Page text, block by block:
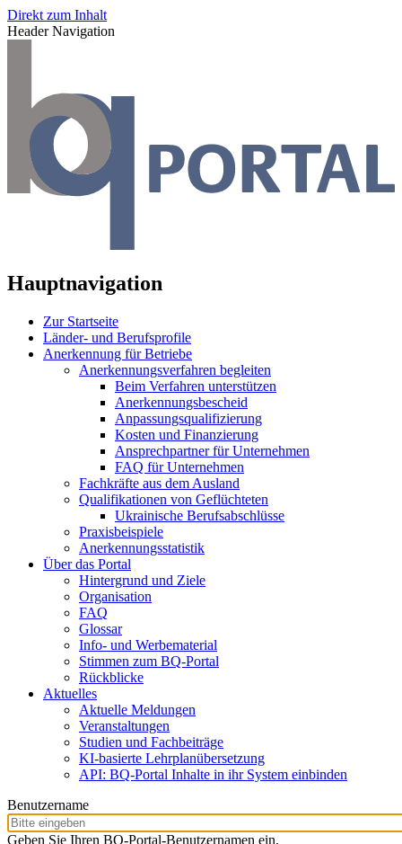
Direkt zum Inhalt
Header Navigation
Hauptnavigation
Zur Startseite
Länder- und Berufsprofile
Anerkennung für Betriebe
Anerkennungsverfahren begleiten
Beim Verfahren unterstützen
Anerkennungsbescheid
Anpassungsqualifizierung
Kosten und Finanzierung
Ansprechpartner für Unternehmen
FAQ für Unternehmen
Fachkräfte aus dem Ausland
Qualifikationen von Geflüchteten
Ukrainische Berufsabschlüsse
Praxisbeispiele
Anerkennungsstatistik
Über das Portal
Hintergrund und Ziele
Organisation
FAQ
Glossar
Info- und Werbematerial
Stimmen zum BQ-Portal
Rückblicke
Aktuelles
Aktuelle Meldungen
Veranstaltungen
Studien und Fachbeiträge
KI-basierte Lehrplanübersetzung
API: BQ-Portal Inhalte in ihr System einbinden
Benutzername
Geben Sie Ihren BQ-Portal-Benutzernamen ein.